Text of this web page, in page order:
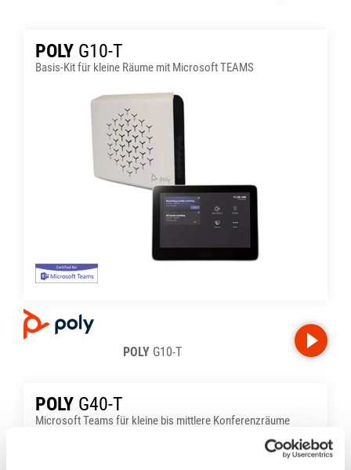
POLY G10-T
Basis-Kit für kleine Räume mit Microsoft TEAMS
POLYG10-T
POLY G40-T
Microsoft Teams für kleine bis mittlere Konferenzräume